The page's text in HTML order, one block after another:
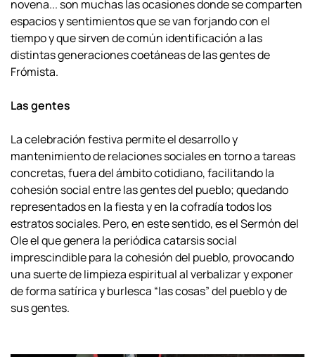
novena... son muchas las ocasionesdonde se comparten
espacios y sentimientos que se van forjando con el
tiempo y quesirven de común identificación a las
distintas generaciones coetáneas de las gentes de
Frómista.
Las gentes
La celebración festiva permite el desarrollo y
mantenimiento de relacionessociales en torno a tareas
concretas, fuera del ámbito cotidiano, facilitando la
cohesión social entre las gentes del pueblo; quedando
representados en la fiesta y en la cofradía todos los
estratos sociales. Pero, en este sentido, es el Sermón del
Ole elque genera la periódica catarsis social
imprescindible para la cohesión del pueblo, provocando
una suerte de limpieza espiritual al verbalizar y exponer
de forma satíricay burlesca “las cosas” del pueblo y de
sus gentes.